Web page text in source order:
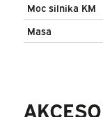
Moc silnika KM
Masa